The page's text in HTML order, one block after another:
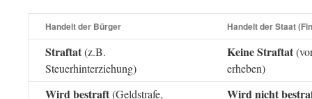
Handelt der Bürger Handelt der Staat
Straftat(z.B.
Steuerhinterziehung)
Keine Straftat
erheben)
Wird bestraft(Geldstrafe,
Wird nicht